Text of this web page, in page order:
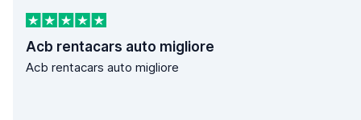
Acb rentacars auto migliore
Acb rentacars auto migliore